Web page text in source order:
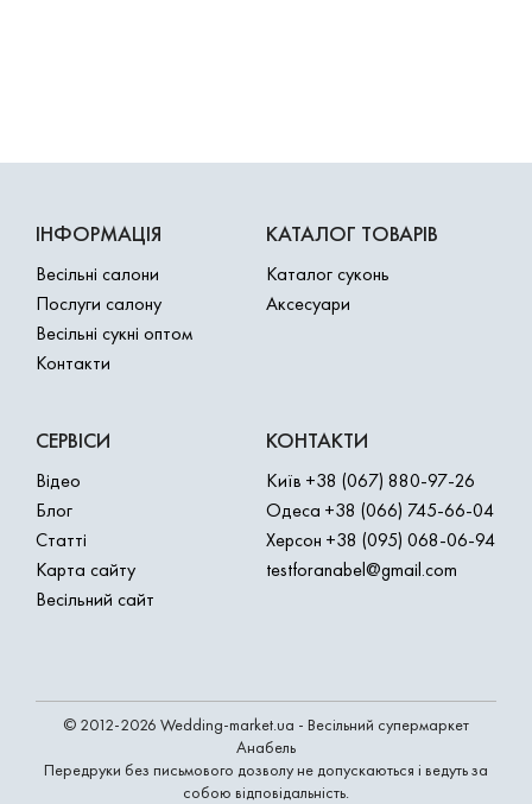
ІНФОРМАЦІЯ
Весільні салони
Послуги салону
Весільні сукні оптом
Контакти
КАТАЛОГ ТОВАРІВ
Каталог суконь
Аксесуари
СЕРВІСИ
Відео
Блог
Статті
Карта сайту
Весільний сайт
КОНТАКТИ
Київ +38 (067) 880-97-26
Одеса +38 (066) 745-66-04
Херсон +38 (095) 068-06-94
testforanabel@gmail.com
© 2012-2026 Wedding-market.ua - Весільний супермаркет
Анабель
Передруки без письмового дозволу не допускаються і ведуть за
собою відповідальність.